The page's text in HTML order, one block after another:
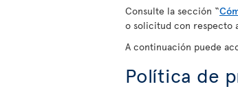
Consulte la sección “
o solicitud con respecto
A continuación puede
Política de